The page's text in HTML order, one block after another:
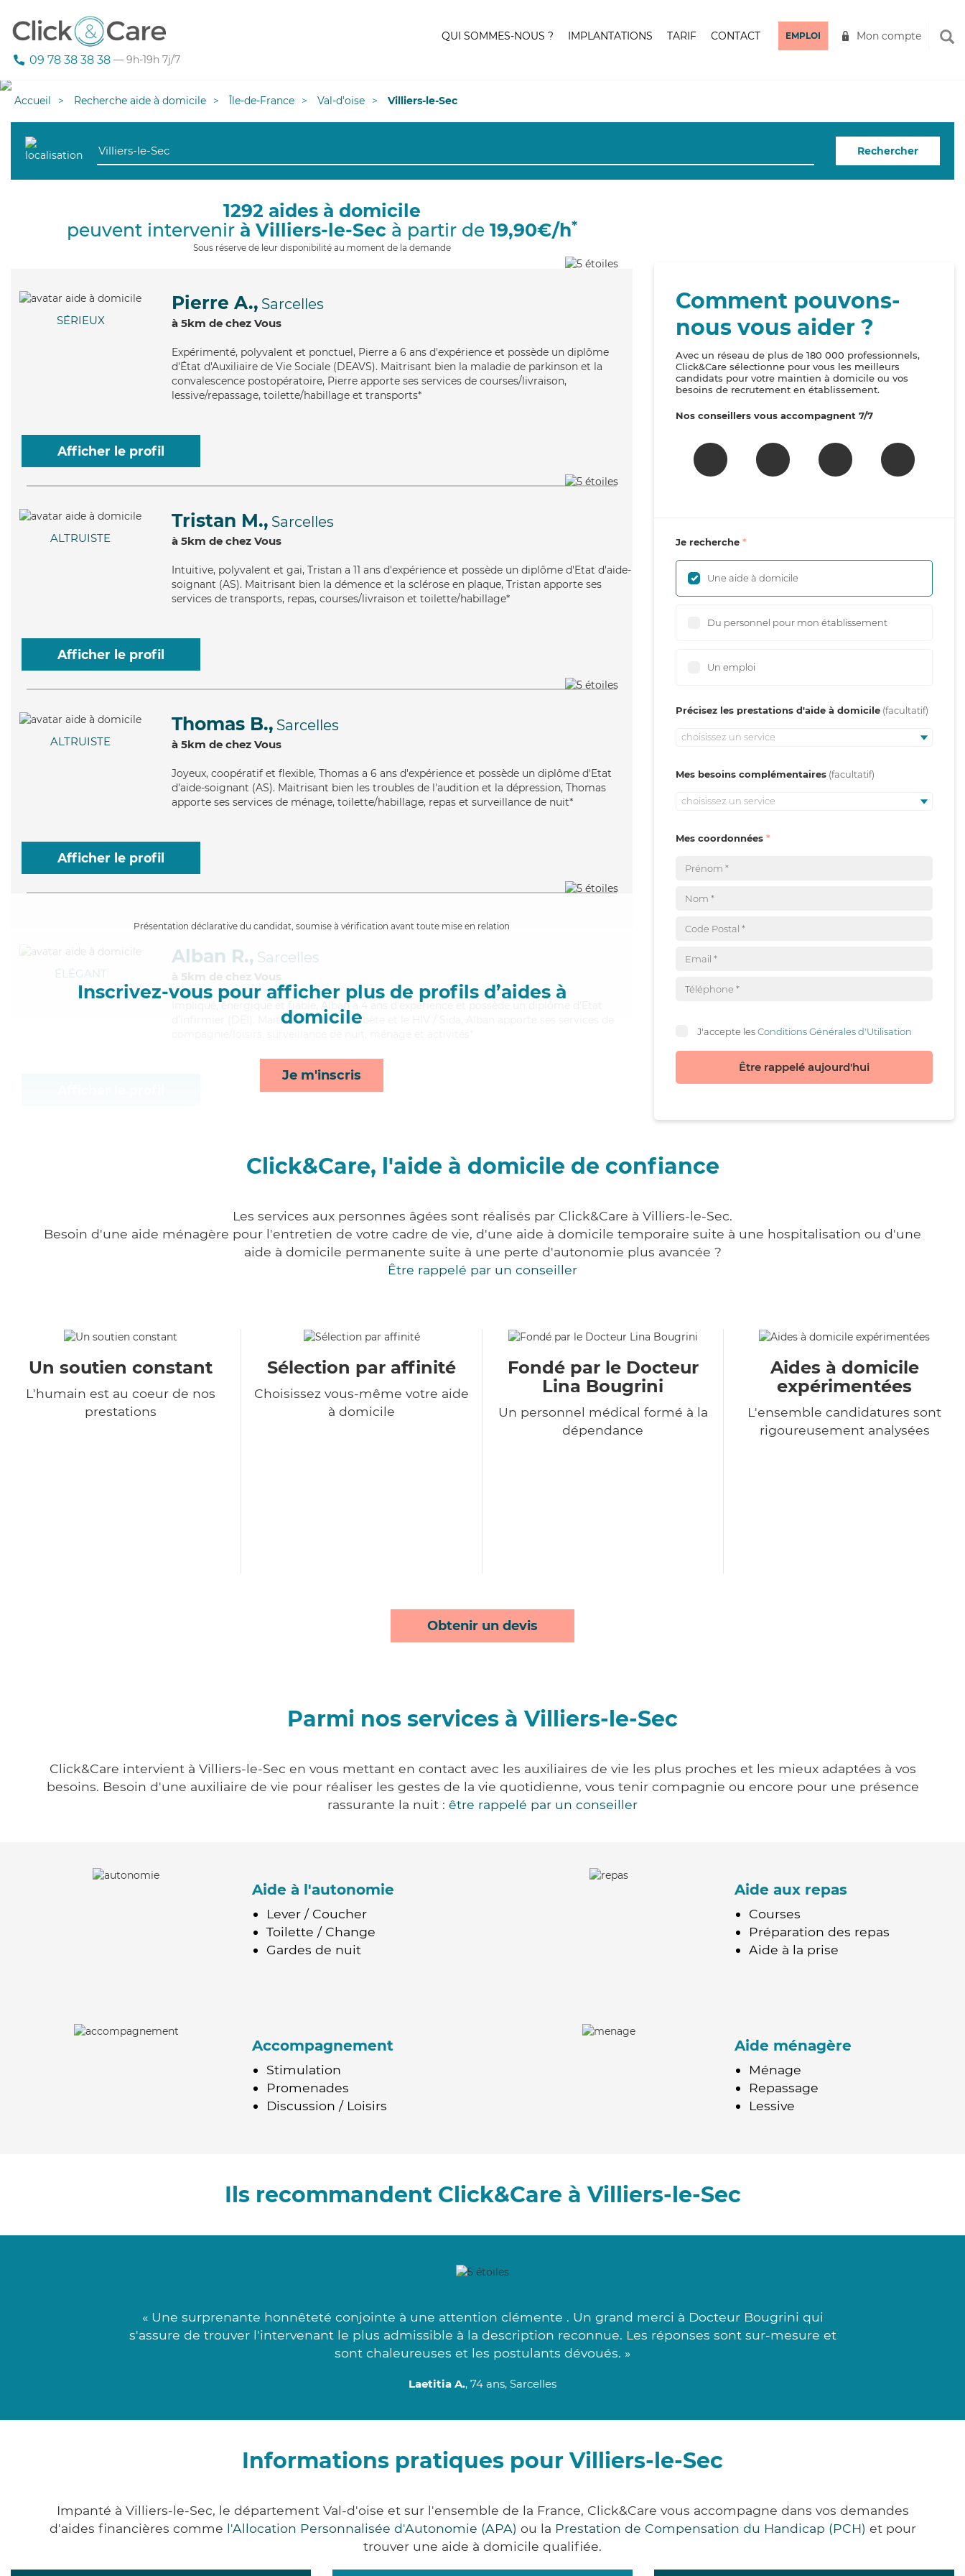
09 78 38 38 38 — 9h-19h 7j/7
QUI SOMMES-NOUS ? IMPLANTATIONS TARIF CONTACT EMPLOI Mon compte
Accueil Recherche aide à domicile Île-de-France Val-d'oise Villiers-le-Sec
Rechercher
1292 aides à domicile
peuvent intervenir à Villiers-le-Secà partir de 19,90€/h*
Sous réserve de leur disponibilité au moment de la demande
SÉRIEUX
Pierre A., Sarcelles
à 5km de chez Vous
Expérimenté, polyvalent et ponctuel, Pierre a 6 ans d'expérience et possède un diplôme
d'État d'Auxiliaire de Vie Sociale (DEAVS). Maitrisant bien la maladie de parkinson et la
convalescence postopératoire, Pierre apporte ses services de courses/livraison,
lessive/repassage, toilette/habillage et transports*
Afficher le profil
ALTRUISTE
Tristan M., Sarcelles
à 5km de chez Vous
Intuitive, polyvalent et gai, Tristan a 11 ans d'expérience et possède un diplôme d'Etat d'aide-
soignant (AS). Maitrisant bien la démence et la sclérose en plaque, Tristan apporte ses
services de transports, repas, courses/livraison et toilette/habillage*
Afficher le profil
ALTRUISTE
Thomas B., Sarcelles
à 5km de chez Vous
Joyeux, coopératif et flexible, Thomas a 6 ans d'expérience et possède un diplôme d'Etat
d'aide-soignant (AS). Maitrisant bien les troubles de l'audition et la dépression, Thomas
apporte ses services de ménage, toilette/habillage, repas et surveillance de nuit*
Afficher le profil
Présentation déclarative du candidat, soumise à vérification avant toute mise en relation
Inscrivez-vous pour afficher plus de profils d’aides à
domicile
Je m'inscris
ÉLÉGANT
Alban R., Sarcelles
à 5km de chez Vous
, énergique et fiable, Alban a 4 ans d'expérience et possède un diplôme d'Etat
d'infirmier (DEI). Maitrisant bien le diabète et le HIV / Sida, Alban apporte ses services de
Comment pouvons-
nous vous aider ?
Avec un réseau de plus de 180 000 professionnels,
Click&Care sélectionne pour vous les meilleurs
candidats pour votre maintien à domicile ou vos
besoins de recrutement en établissement.
Nos conseillers vous accompagnent 7/7
Je recherche
Une aide à domicile
Du personnel pour mon établissement
Un emploi
Précisez les prestations d'aide à domicile
choisissez un service
Mes besoins complémentaires
choisissez un service
Mes coordonnées
J'accepte lesConditions Générales d'Utilisation
Être rappelé aujourd'hui
Click&Care, l'aide à domicile de confiance
Les services aux personnes âgées sont réalisés par Click&Care à Villiers-le-Sec.
Besoin d'une aide ménagère pour l'entretien de votre cadre de vie, d'une aide à domicile temporaire suite à une hospitalisation ou d'une
aide à domicile permanente suite à une perte d'autonomie plus avancée ?
Être rappelé par un conseiller
Un soutien constant
L'humain est au coeur de nos
prestations
Sélection par affinité
Choisissez vous-même votre aide
à domicile
Fondé par le Docteur
Lina Bougrini
Un personnel médical formé à la
dépendance
Aides à domicile
expérimentées
L'ensemble candidatures sont
rigoureusement analysées
Obtenir un devis
Parmi nos services à Villiers-le-Sec
Click&Care intervient à Villiers-le-Sec en vous mettant en contact avec les auxiliaires de vie les plus proches et les mieux adaptées à vos
besoins. Besoin d'une auxiliaire de vie pour réaliser les gestes de la vie quotidienne, vous tenir compagnie ou encore pour une présence
rassurante la nuit : être rappelé par un conseiller
Aide à l'autonomie
Lever / Coucher
Toilette / Change
Gardes de nuit
Aide aux repas
Courses
Préparation des repas
Aide à la prise
Accompagnement
Stimulation
Promenades
Discussion / Loisirs
Aide ménagère
Ménage
Repassage
Lessive
Ils recommandent Click&Care à Villiers-le-Sec
« Une surprenante honnêteté conjointe à une attention clémente . Un grand merci à Docteur Bougrini qui
s'assure de trouver l'intervenant le plus admissible à la description reconnue. Les réponses sont sur-mesure et
sont chaleureuses et les postulants dévoués. »
Laetitia A., 74 ans, Sarcelles
Informations pratiques pour Villiers-le-Sec
Impanté à Villiers-le-Sec, le département Val-d'oise et sur l'ensemble de la France, Click&Care vous accompagne dans vos demandes
d'aides financières comme l'Allocation Personnalisée d'Autonomie (APA) ou la Prestation de Compensation du Handicap (PCH) et pour
trouver une aide à domicile qualifiée.